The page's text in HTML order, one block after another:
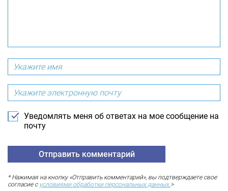
Уведомлять меня об ответах на мое сообщение на
почту
* Нажимая на кнопку «Отправить комментарий», вы подтверждаете свое
согласие с условиями обработки персональных данных.>